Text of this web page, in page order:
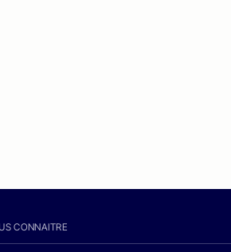
CONNAITRE